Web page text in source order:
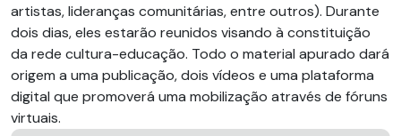
artistas, lideranças comunitárias, entre outros). Durante
dois dias, eles estarão reunidos visando à constituição
da rede cultura-educação. Todo o material apurado dará
origem a uma publicação, dois vídeos e uma plataforma
digital que promoverá uma mobilização através de fóruns
virtuais.